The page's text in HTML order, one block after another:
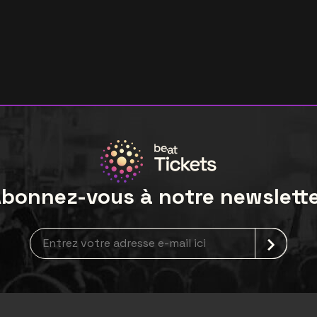
vous à notre
Inscription à la newsletter